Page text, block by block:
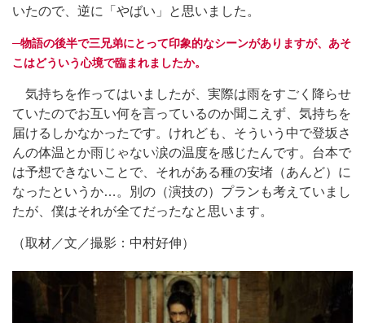
いたので、逆に「やばい」と思いました。
─物語の後半で三兄弟にとって印象的なシーンがありますが、あそ
こはどういう心境で臨まれましたか。
気持ちを作ってはいましたが、実際は雨をすごく降らせ
ていたのでお互い何を言っているのか聞こえず、気持ちを
届けるしかなかったです。けれども、そういう中で登坂さ
んの体温とか雨じゃない涙の温度を感じたんです。台本で
は予想できないことで、それがある種の安堵（あんど）に
なったというか…。別の（演技の）プランも考えていまし
たが、僕はそれが全てだったなと思います。
（取材／文／撮影：中村好伸）